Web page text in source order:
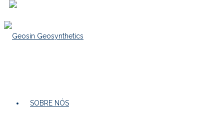
SOBRE NÓS